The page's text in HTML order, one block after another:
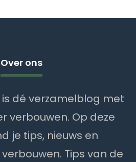
Over ons
dé verzamelblog met
verbouwen. Op deze
je tips, nieuws en
Tips van de